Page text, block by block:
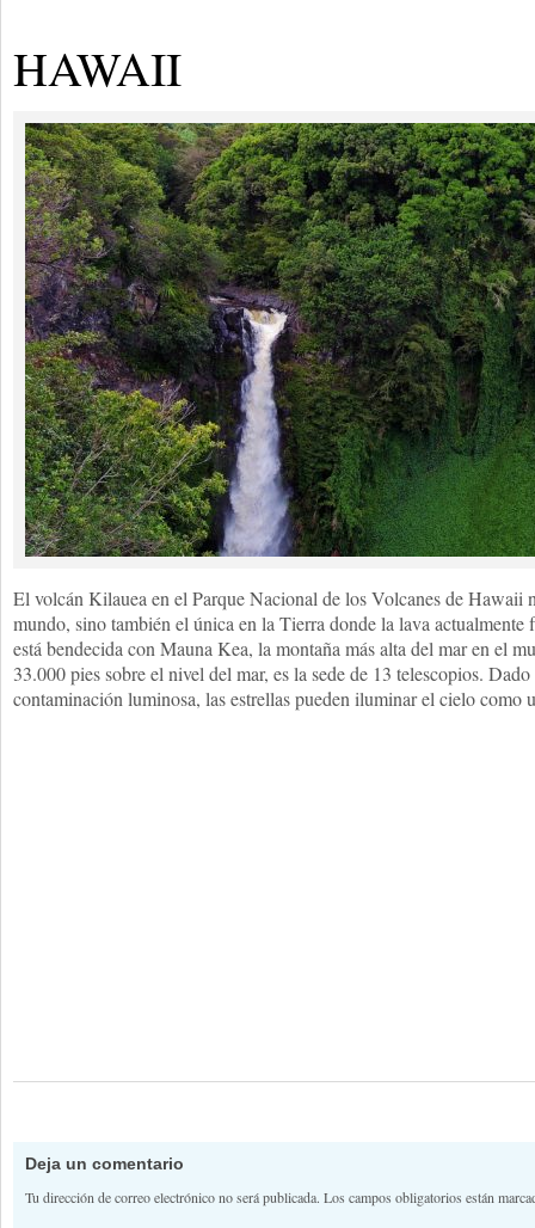
HAWAII
El volcán Kilauea en el Parque Nacional de los Volcanes de Hawaii
mundo, sino también el única en la Tierra donde la lava actualmente
está bendecida con Mauna Kea, la montaña más alta del mar en el
33.000 pies sobre el nivel del mar, es la sede de 13 telescopios.
contaminación luminosa, las estrellas pueden iluminar el cielo como
Deja un comentario
Tu dirección de correo electrónico no será publicada. Los campos obligatorios están